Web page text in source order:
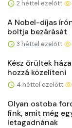
2 héttel ezelőtt
A Nobel-díjas
boltja bezárását
3 héttel ezelőtt
Kész őrültek
hozzá közelíteni
4 héttel ezelőtt
Olyan ostoba
fink, amit még
letagadnának